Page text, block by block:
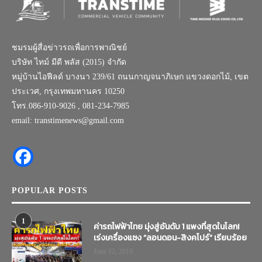
ชมรมผู้สื่อข่าวรถเพื่อการพาณิชย์
บริษัท ไทม์ มีดี พลัส (2015) จำกัด
หมู่บ้านไอฟีลด์ บางนา 239/61 ถนนกาญจนาภิเษก แขวงดอกไม้, เขต
ประเวศ, กรุงเทพมหานคร 10250
โทร.086-910-9026 , 081-234-7985
email: transtimenews@gmail.com
POPULAR POSTS
1
ค่ารถไฟฟ้าไทย มุ่งสู่อันดับ 1 แพงที่สุดในโลก!
เร่งเครื่องแซง “ลอนดอน-สิงคโปร์” เรียบร้อย